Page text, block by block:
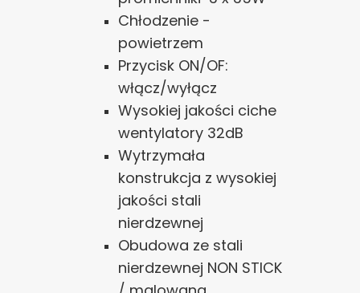
Chłodzenie -
powietrzem
Przycisk ON/OF:
włącz/wyłącz
Wysokiej jakości ciche
wentylatory 32dB
Wytrzymała
konstrukcja z wysokiej
jakości stali
nierdzewnej
Obudowa ze stali
nierdzewnej NON STICK